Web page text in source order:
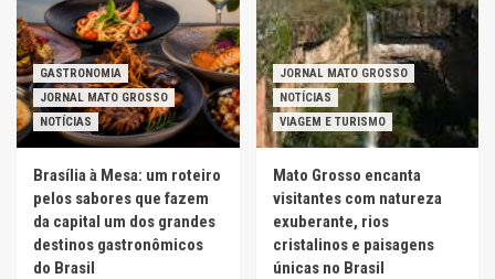
GASTRONOMIA
JORNAL MATO GROSSO
NOTÍCIAS
Brasília à Mesa: um roteiro
pelos sabores que fazem
da capital um dos grandes
destinos gastronômicos
do Brasil
JORNAL MATO GROSSO
NOTÍCIAS
VIAGEM E TURISMO
Mato Grosso encanta
visitantes com natureza
exuberante, rios
cristalinos e paisagens
únicas no Brasil